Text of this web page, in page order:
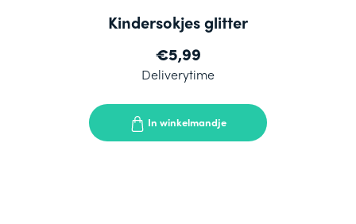
Kindersokjes glitter
€5,99
Deliverytime
In winkelmandje